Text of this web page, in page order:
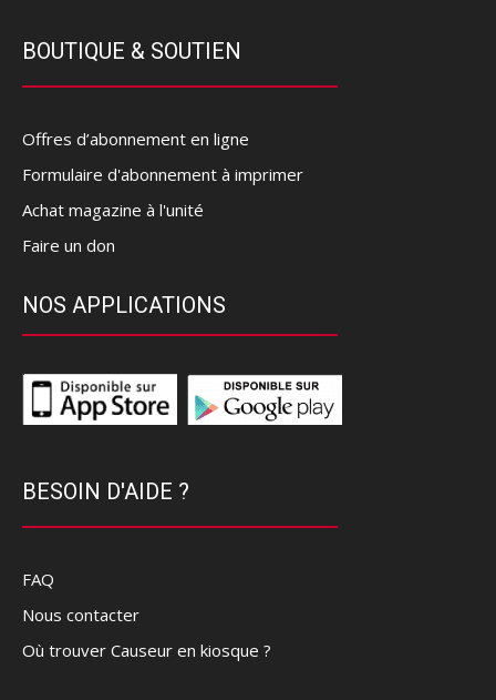
BOUTIQUE & SOUTIEN
Offres d’abonnement en ligne
Formulaire d'abonnement à imprimer
Achat magazine à l'unité
Faire un don
NOS APPLICATIONS
BESOIN D'AIDE ?
FAQ
Nous contacter
Où trouver Causeur en kiosque ?